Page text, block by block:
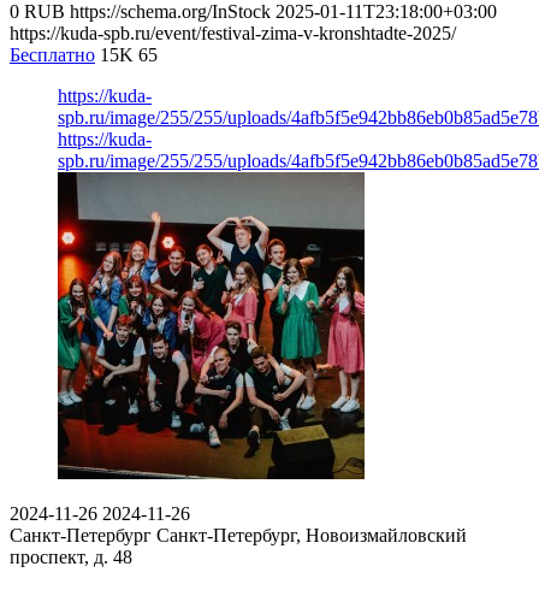
0 RUB https://schema.org/InStock 2025-01-11T23:18:00+03:00
https://kuda-spb.ru/event/festival-zima-v-kronshtadte-2025/
Бесплатно 15K 65
https://kuda-
spb.ru/image/255/255/uploads/
https://kuda-
spb.ru/image/255/255/uploads/
2024-11-26 2024-11-26
Санкт-Петербург Санкт-Петербург, Новоизмайловский
проспект, д. 48